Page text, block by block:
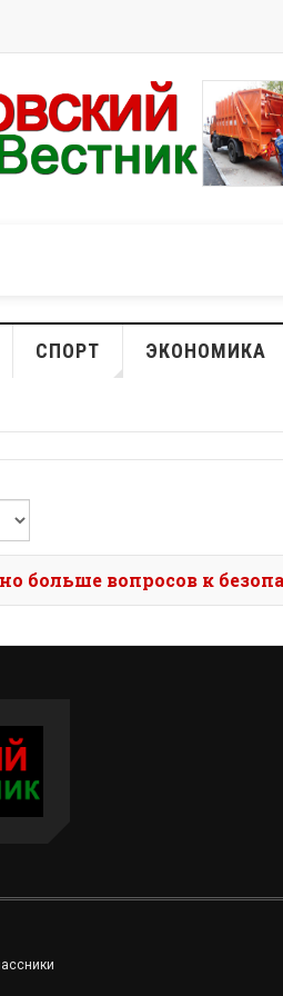
СПОРТ ЭКОНОМИКА
строк:
больше вопросов к